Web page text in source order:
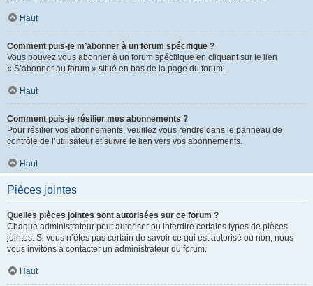
Haut
Comment puis-je m’abonner à un forum spécifique ?
Vous pouvez vous abonner à un forum spécifique en cliquant sur le lien
« S’abonner au forum » situé en bas de la page du forum.
Haut
Comment puis-je résilier mes abonnements ?
Pour résilier vos abonnements, veuillez vous rendre dans le panneau de
contrôle de l’utilisateur et suivre le lien vers vos abonnements.
Haut
Pièces jointes
Quelles pièces jointes sont autorisées sur ce forum ?
Chaque administrateur peut autoriser ou interdire certains types de pièces
jointes. Si vous n’êtes pas certain de savoir ce qui est autorisé ou non, nous
vous invitons à contacter un administrateur du forum.
Haut